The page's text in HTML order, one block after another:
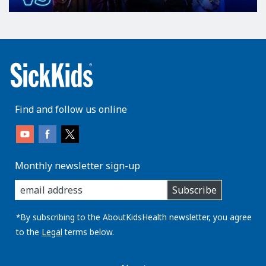
Find and follow us online
Monthly newsletter sign-up
enter
you
email
address:
Subscribe
*By subscribing to the AboutKidsHealth newsletter, you agree
to the Legal terms below.
AboutKidsHealth